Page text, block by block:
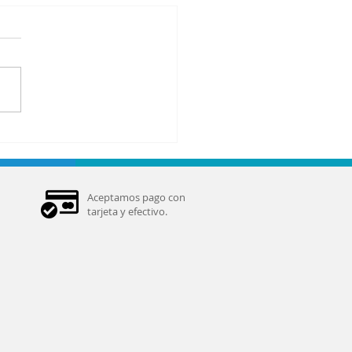
Aceptamos pago con
tarjeta y efectivo.